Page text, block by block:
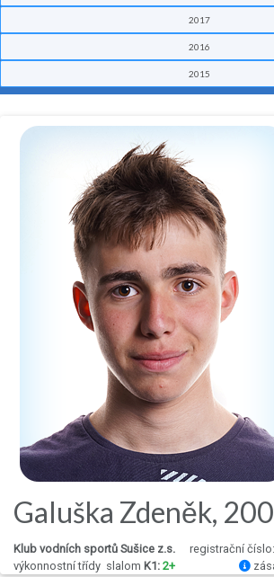
2017
2016
2015
Galuška Zdeněk,
Klub vodních sportů Sušice z.s.
registrační
výkonnostní třídy slalom K1: 2+